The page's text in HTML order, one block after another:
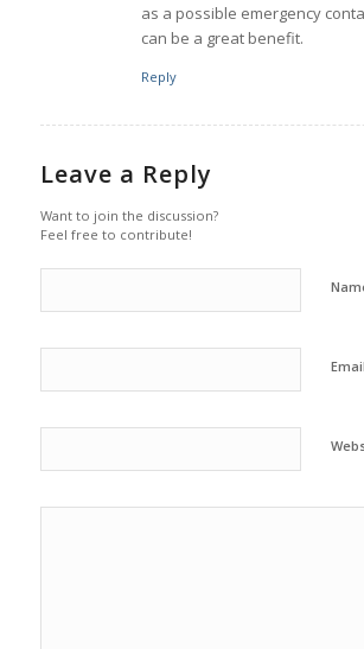
as a possible emergency
can be a great benefit.
Reply
Leave a Reply
Want to join the discussion?
Feel free to contribute!
Email